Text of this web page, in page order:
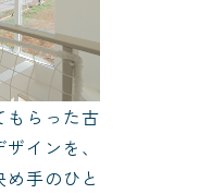
もらった古
インを、
手のひと